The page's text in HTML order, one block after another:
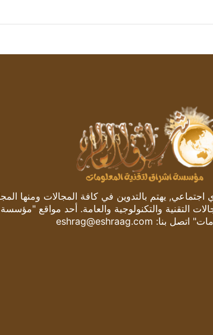
يهتم بالتدوين في كافة المجالات ومنها
التقنية والتكنولوجية والعامة. أحد مواقع "مؤسسة
اتصل بنا: eshrag@eshraag.com